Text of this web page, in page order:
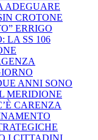
ADEGUARE
CROTONE
ERRIGO
LA SS 106
ANNI SONO
MERIDIONE
CARENZA
I CITTADINI